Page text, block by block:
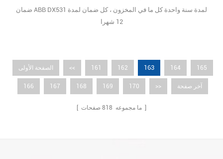
ضمان ABB DX531 لمدة سنة واحدة كل ما في المخزون ، كل ضمان لمدة
12 شهرا
الصفحة الأولى << 161 162 163 164 165
166 167 168 169 170 >> آخر صفحة
[ ما مجموعه 818 صفحات ]